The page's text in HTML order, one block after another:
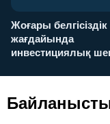
Жоғары белгісіздік
жағдайында
инвестициялық